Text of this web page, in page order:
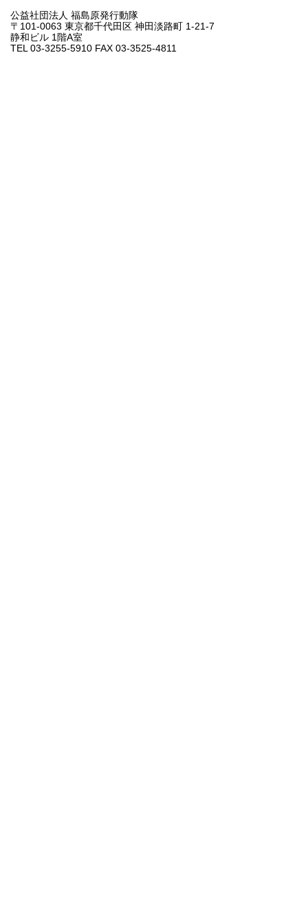
公益社団法人 福島原発行動隊
〒101-0063 東京都千代田区 神田淡路町 1-21-7
静和ビル 1階A室
TEL 03-3255-5910 FAX 03-3525-4811